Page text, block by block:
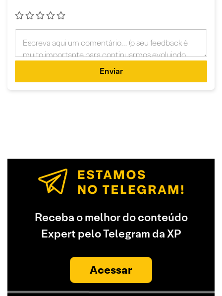
Enviar
Receba o melhor do conteúdo
Expert pelo Telegram da XP
Acessar